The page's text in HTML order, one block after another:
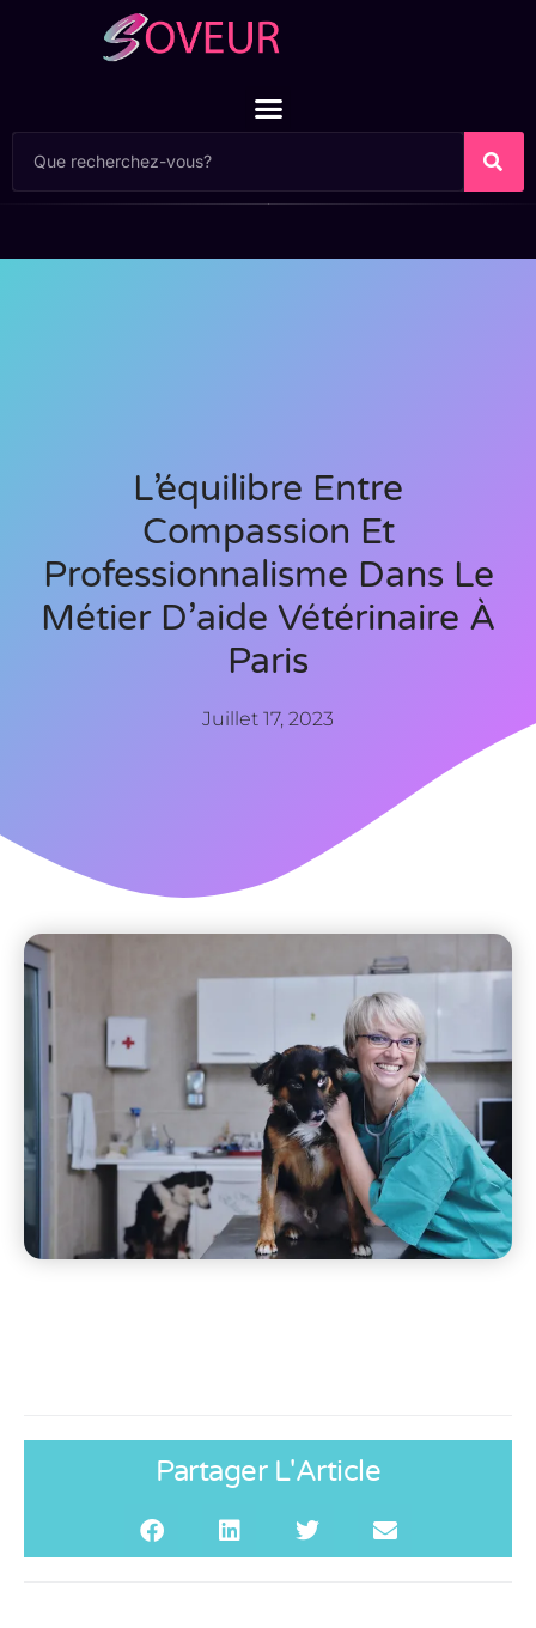
L’équilibre Entre
Compassion Et
Professionnalisme Dans Le
Métier D’aide Vétérinaire À
Paris
Juillet 17, 2023
Partager L'Article